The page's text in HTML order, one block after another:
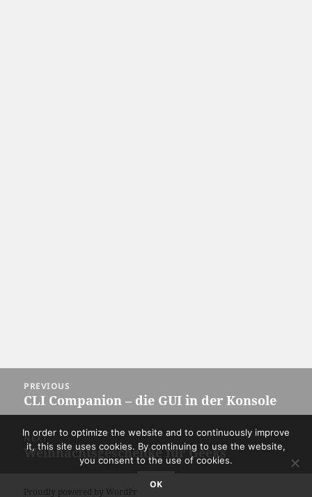
navigation
PREVIOUS
Previous
post:
CLI Companion – die GUI in der Konsole
NEXT
Next
Weihnachtsgeschenke für Geeks
Proudly powered by WordPress
In order to optimize the website and to continuously improve
it, this site uses cookies. By continuing to use the website,
you consent to the use of cookies.
OK